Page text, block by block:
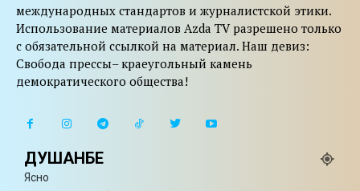
международных стандартов и журналистской этики.
Использование материалов Azda TV разрешено только
с обязательной ссылкой на материал. Наш девиз:
Свобода прессы– краеугольный камень
демократического общества!
ДУШАНБЕ
Ясно